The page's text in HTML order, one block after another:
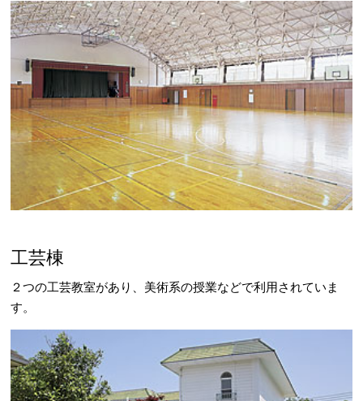
工芸棟
２つの工芸教室があり、美術系の授業などで利用されていま
す。